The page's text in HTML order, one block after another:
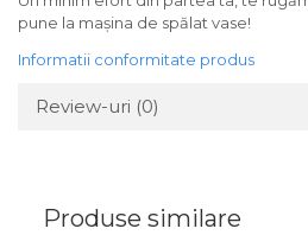
pune la mașina de spălat vase!
Informatii conformitate produs
Review-uri (0)
Produse similare